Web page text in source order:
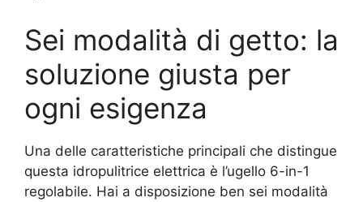
Sei modalità di getto: la
soluzione giusta per
ogni esigenza
Una delle caratteristiche principali che distingue
questa idropulitrice elettrica è l’ugello 6-in-1
regolabile. Hai a disposizione ben sei modalità